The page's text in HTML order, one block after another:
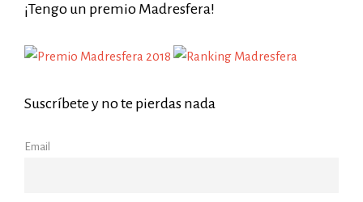
¡Tengo un premio Madresfera!
Suscríbete y no te pierdas nada
Email